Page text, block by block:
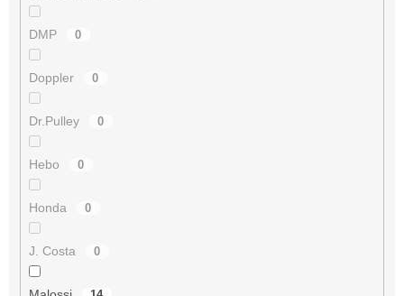
DMP 0
Doppler 0
Dr.Pulley 0
Hebo 0
Honda 0
J. Costa 0